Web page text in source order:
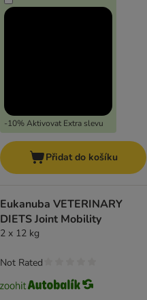
-10% Aktivovat Extra slevu
Přidat do košíku
Eukanuba VETERINARY
DIETS Joint Mobility
2 x 12 kg
Not Rated